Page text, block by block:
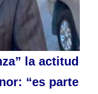
la actitud
“es parte